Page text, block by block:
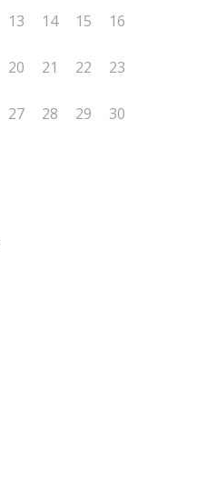
13 14 15 16
20 21 22 23
27 28 29 30